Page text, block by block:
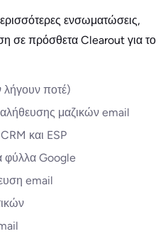
ενσωματώσεις,
σε πρόσθετα Clearout για το
ποτέ)
μαζικών email
και ESP
φύλλα Google
email